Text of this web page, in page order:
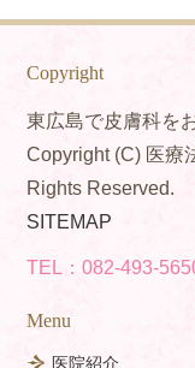
Copyright
東広島で皮膚科を
Copyright (C) 医療
Rights Reserved.
SITEMAP
TEL：082-493-
Menu
医院紹介